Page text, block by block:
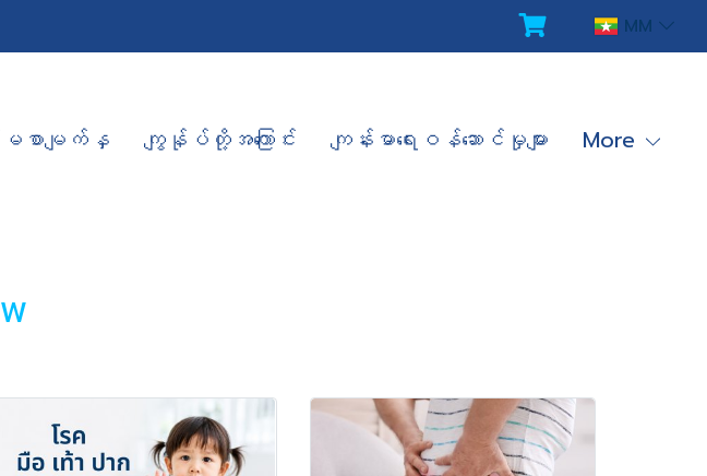
MM
စာမျက်နှ ကျွန်ုပ်တို့အကြောင်း ကျန်းမာရေးဝန်ဆောင်မှုများ More